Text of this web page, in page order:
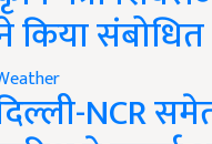
किया संबोधित
NCR